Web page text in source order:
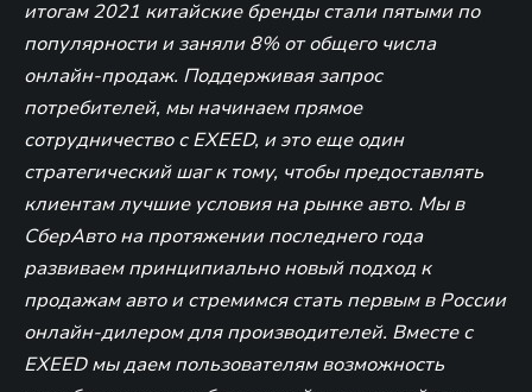
итогам 2021 китайские бренды стали пятыми по
популярности и заняли 8% от общего числа
онлайн-продаж. Поддерживая запрос
потребителей, мы начинаем прямое
сотрудничество с EXEED, и это еще один
стратегический шаг к тому, чтобы предоставлять
клиентам лучшие условия на рынке авто. Мы в
СберАвто на протяжении последнего года
развиваем принципиально новый подход к
продажам авто и стремимся стать первым в России
онлайн-дилером для производителей. Вместе с
EXEED мы даем пользователям возможность